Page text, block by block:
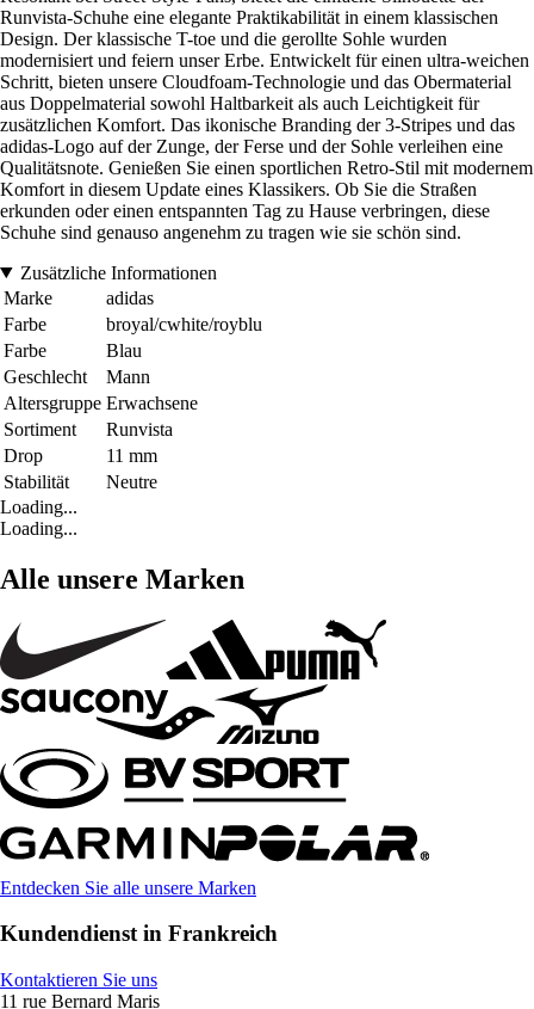
Runvista-Schuhe eine elegante Praktikabilität in einem klassischen
Design. Der klassische T-toe und die gerollte Sohle wurden
modernisiert und feiern unser Erbe. Entwickelt für einen ultra-weichen
Schritt, bieten unsere Cloudfoam-Technologie und das Obermaterial
aus Doppelmaterial sowohl Haltbarkeit als auch Leichtigkeit für
zusätzlichen Komfort. Das ikonische Branding der 3-Stripes und das
adidas-Logo auf der Zunge, der Ferse und der Sohle verleihen eine
Qualitätsnote. Genießen Sie einen sportlichen Retro-Stil mit modernem
Komfort in diesem Update eines Klassikers. Ob Sie die Straßen
erkunden oder einen entspannten Tag zu Hause verbringen, diese
Schuhe sind genauso angenehm zu tragen wie sie schön sind.
Zusätzliche Informationen
Marke
adidas
Farbe
broyal/cwhite/royblu
Farbe
Blau
Geschlecht
Mann
Altersgruppe Erwachsene
Sortiment
Runvista
Drop
11 mm
Stabilität
Neutre
Loading...
Loading...
Alle unsere Marken
Entdecken Sie alle unsere Marken
Kundendienst in Frankreich
Kontaktieren Sie uns
11 rue Bernard Maris